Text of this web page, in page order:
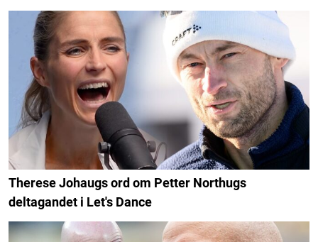
Therese Johaugs ord om Petter Northugs
deltagandet i Let's Dance